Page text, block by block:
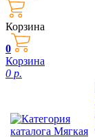
Корзина
0
Корзина
0 р.